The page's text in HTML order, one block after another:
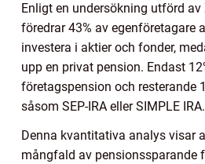
Enligt en undersökning utförd av
föredrar 43% av egenföretagare
investera i aktier och fonder,
upp en privat pension. Endast
företagspension och resterande
såsom SEP-IRA eller SIMPLE IRA.
Denna kvantitativa analys visar
mångfald av pensionssparande